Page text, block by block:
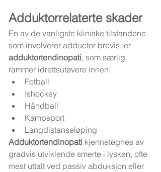
Adduktorrelaterte skader
En av de vanligste kliniske tilstandene
som involverer adductor brevis, er
adduktortendinopati, som særlig
rammer idrettsutøvere innen:
Fotball
Ishockey
Håndball
Kampsport
Langdistanseløping
Adduktortendinopati kjennetegnes av
gradvis utviklende smerte i lysken, ofte
mest uttalt ved passiv abduksjon eller